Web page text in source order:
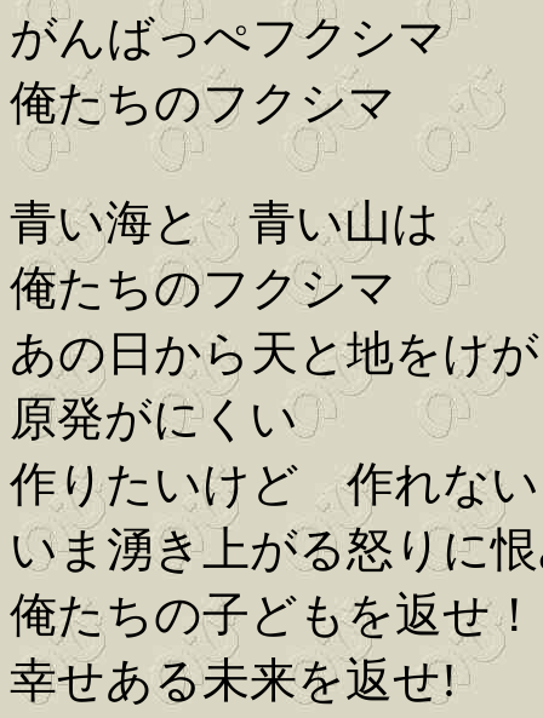
がんばっぺフクシマ
俺たちのフクシマ
青い海と 青い山は
俺たちのフクシマ
あの日から天と地をけ
原発がにくい
作りたいけど 作れない
いま湧き上がる怒りに
俺たちの子どもを返せ！
幸せある未来を返せ!